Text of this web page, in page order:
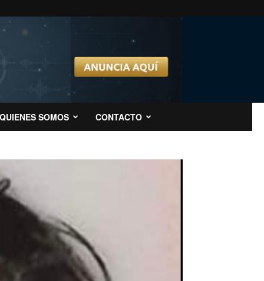
QUIENES SOMOS CONTACTO